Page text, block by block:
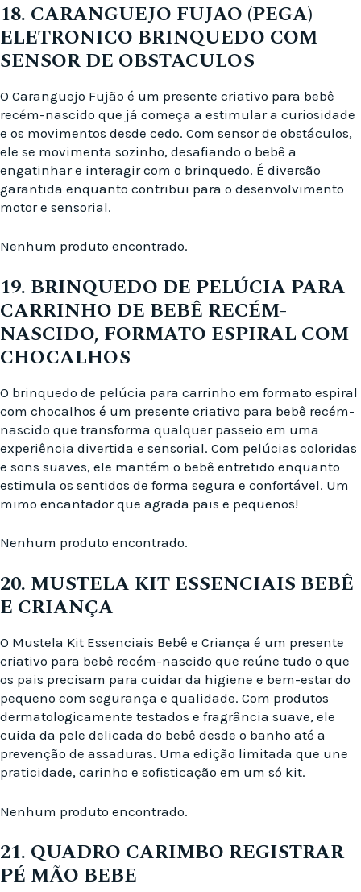
18. CARANGUEJO FUJAO (PEGA)
ELETRONICO BRINQUEDO COM
SENSOR DE OBSTACULOS
O Caranguejo Fujão é um presente criativo para bebê
recém-nascido que já começa a estimular a curiosidade
e os movimentos desde cedo. Com sensor de obstáculos,
ele se movimenta sozinho, desafiando o bebê a
engatinhar e interagir com o brinquedo. É diversão
garantida enquanto contribui para o desenvolvimento
motor e sensorial.
Nenhum produto encontrado.
19. BRINQUEDO DE PELÚCIA PARA
CARRINHO DE BEBÊ RECÉM-
NASCIDO, FORMATO ESPIRAL COM
CHOCALHOS
O brinquedo de pelúcia para carrinho em formato espiral
com chocalhos é um presente criativo para bebê recém-
nascido que transforma qualquer passeio em uma
experiência divertida e sensorial. Com pelúcias coloridas
e sons suaves, ele mantém o bebê entretido enquanto
estimula os sentidos de forma segura e confortável. Um
mimo encantador que agrada pais e pequenos!
Nenhum produto encontrado.
20. MUSTELA KIT ESSENCIAIS BEBÊ
E CRIANÇA
O Mustela Kit Essenciais Bebê e Criança é um presente
criativo para bebê recém-nascido que reúne tudo o que
os pais precisam para cuidar da higiene e bem-estar do
pequeno com segurança e qualidade. Com produtos
dermatologicamente testados e fragrância suave, ele
cuida da pele delicada do bebê desde o banho até a
prevenção de assaduras. Uma edição limitada que une
praticidade, carinho e sofisticação em um só kit.
Nenhum produto encontrado.
21. QUADRO CARIMBO REGISTRAR
PÉ MÃO BEBE